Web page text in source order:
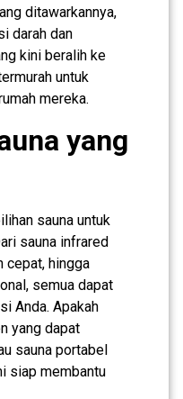
ditawarkannya,
darah dan
kini beralih ke
untuk
mereka.
yang
sauna untuk
sauna infrared
cepat, hingga
semua dapat
Anda. Apakah
yang dapat
sauna portabel
siap membantu